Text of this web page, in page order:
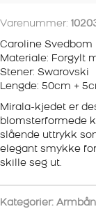
Varenummer:
Caroline Svedbom
Materiale: Forgylt
Stener: Swarovski
Lengde: 50cm +
Mirala-kjedet er
blomsterformede
slående uttrykk
elegant smykke
skille seg ut.
Kategorier: